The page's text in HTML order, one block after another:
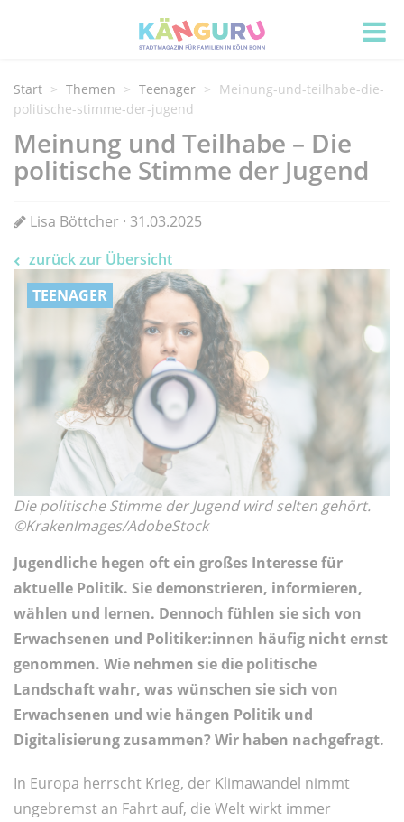
Start Themen Teenager
Meinung-und-teilhabe-die-
politische-stimme-der-jugend
Meinung und Teilhabe – Die
politische Stimme der Jugend
Lisa Böttcher · 31.03.2025
zurück zur Übersicht
TEENAGER
Die politische Stimme der Jugend wird selten gehört.
©KrakenImages/AdobeStock
Jugendliche hegen oft ein großes Interesse für
aktuelle Politik. Sie demonstrieren, informieren,
wählen und lernen. Dennoch fühlen sie sich von
Erwachsenen und Politiker:innen häufig nicht ernst
genommen. Wie nehmen sie die politische
Landschaft wahr, was wünschen sie sich von
Erwachsenen und wie hängen Politik und
Digitalisierung zusammen? Wir haben nachgefragt.
In Europa herrscht Krieg, der Klimawandel nimmt
ungebremst an Fahrt auf, die Welt wirkt immer